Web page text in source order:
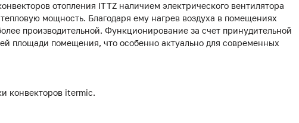
отопления ITTZ наличием электрического вентилятора
мощность. Благодаря ему нагрев воздуха в помещениях
производительной. Функционирование за счет принудительной
площади помещения, что особенно актуально для современных
конвекторов itermic.